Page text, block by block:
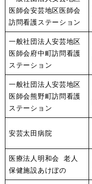
医師会安芸地区医師会
訪問看護ステーション
一般社団法人安芸地区
医師会府中町訪問看護
ステーション
一般社団法人安芸地区
医師会熊野町訪問看護
ステーション
安芸太田病院
医療法人明和会 老人
保健施設あけぼの